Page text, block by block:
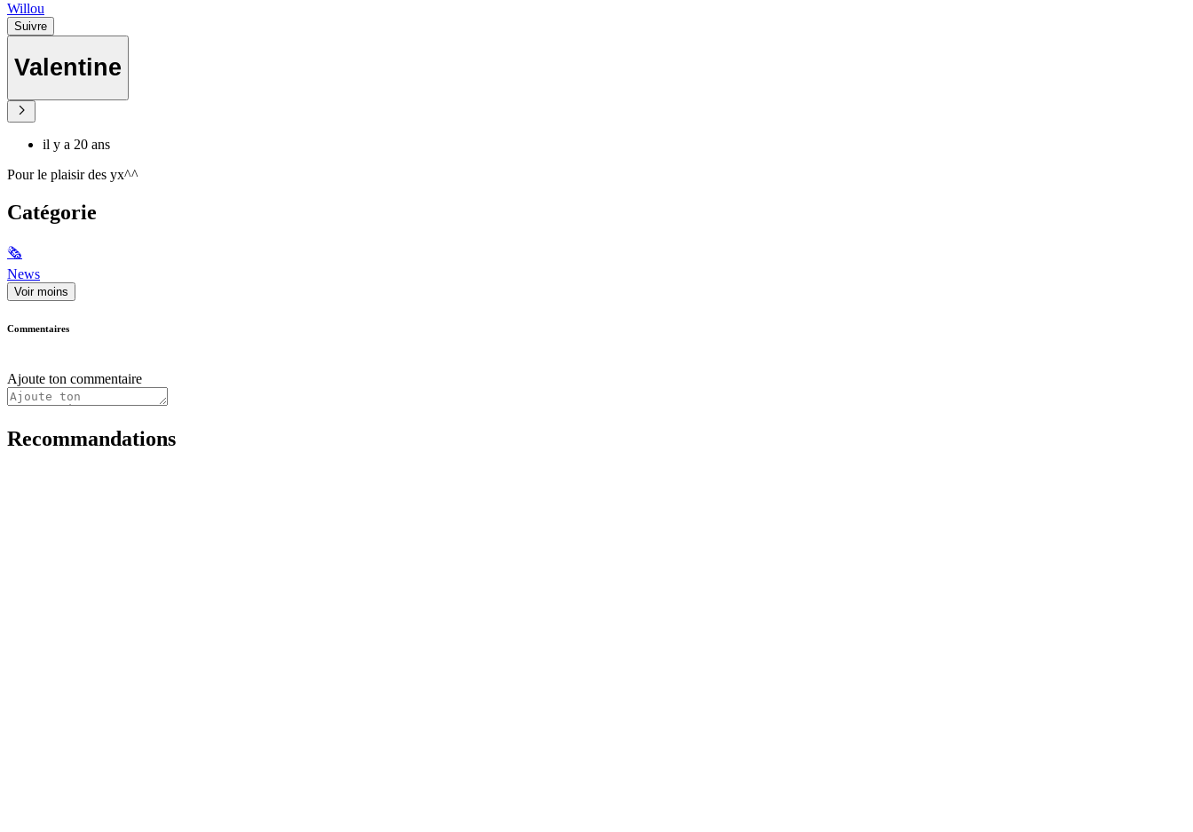
Willou
Suivre
Valentine
il y a 20 ans
Pour le plaisir des yx^^
Catégorie
🗞
News
Voir moins
Commentaires
Ajoute ton commentaire
Recommandations